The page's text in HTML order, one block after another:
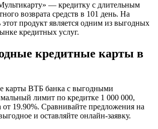
— кредитку с длительным
возврата средств в 101 день. На
продукт является одним из выгодных
кредитных услуг.
кредитные карты в
карты ВТБ банка с выгодными
лимит по кредитке 1 000 000,
от 19.90%. Сравнивайте предложения на
и оставляйте онлайн-заявку.